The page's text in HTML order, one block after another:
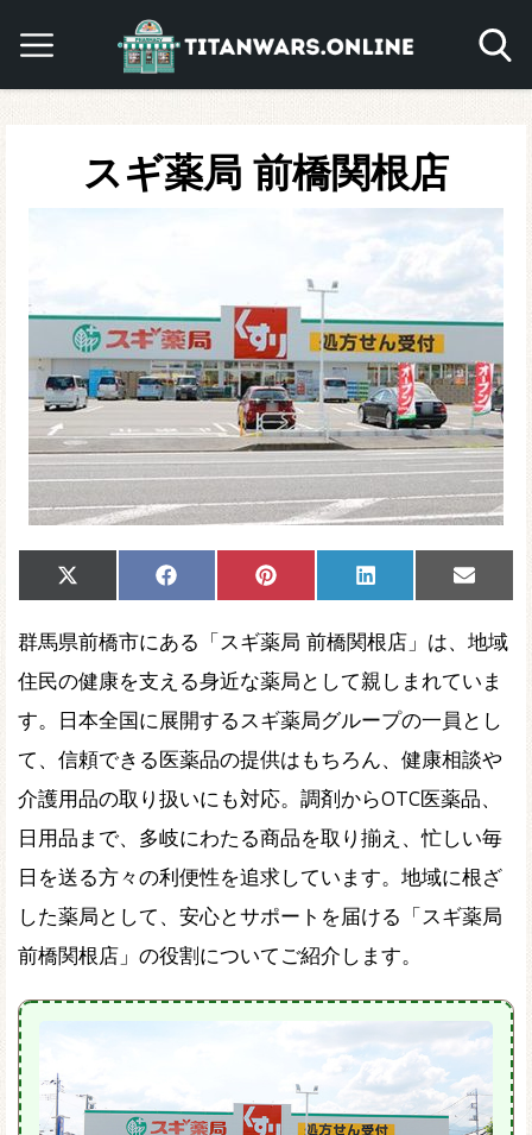
スギ薬局 前橋関根店
Share
on
X
(Twitter)
Share
on
Facebook Share
on
Pinterest Share
on
LinkedIn
Share
on
Email
群馬県前橋市にある「スギ薬局 前橋関根店」は、地域
住民の健康を支える身近な薬局として親しまれていま
す。日本全国に展開するスギ薬局グループの一員とし
て、信頼できる医薬品の提供はもちろん、健康相談や
介護用品の取り扱いにも対応。調剤からOTC医薬品、
日用品まで、多岐にわたる商品を取り揃え、忙しい毎
日を送る方々の利便性を追求しています。地域に根ざ
した薬局として、安心とサポートを届ける「スギ薬局
前橋関根店」の役割についてご紹介します。